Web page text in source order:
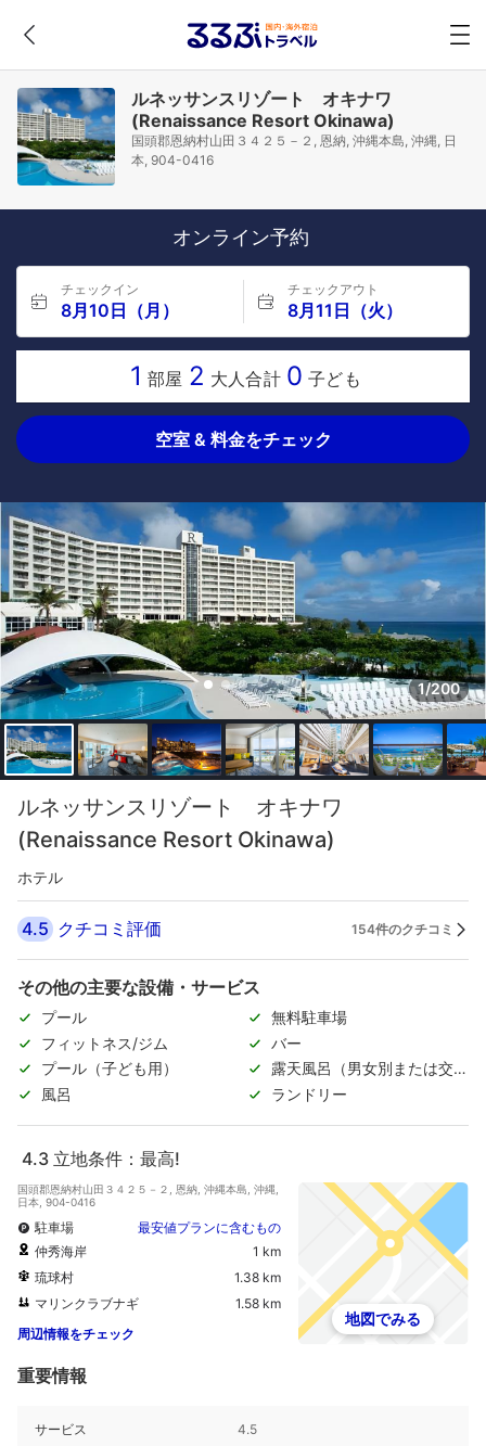
ルネッサンスリゾート オキナワ
(Renaissance Resort Okinawa)
国頭郡恩納村山田３４２５－２, 恩納, 沖縄本島, 沖縄, 日
本, 904-0416
オンライン予約
チェックイン
8月10日（月）
チェックアウト
8月11日（火）
1 部屋 2 大人合計 0 子ども
空室 & 料金をチェック
1/200
ルネッサンスリゾート オキナワ
(Renaissance Resort Okinawa)
ホテル
4.5 クチコミ評価 154件のクチコミ
その他の主要な設備・サービス
プール
無料駐車場
フィットネス/ジム
バー
プール（子ども用）
露天風呂（男女別または交代
制）
風呂 ランドリー
4.3 立地条件：最高!
国頭郡恩納村山田３４２５－２, 恩納, 沖縄本島, 沖縄,
日本, 904-0416
駐車場
最安値プランに含むもの
仲秀海岸
1 km
琉球村
1.38 km
マリンクラブナギ
1.58 km
周辺情報をチェック
地図でみる
重要情報
サービス 4.5